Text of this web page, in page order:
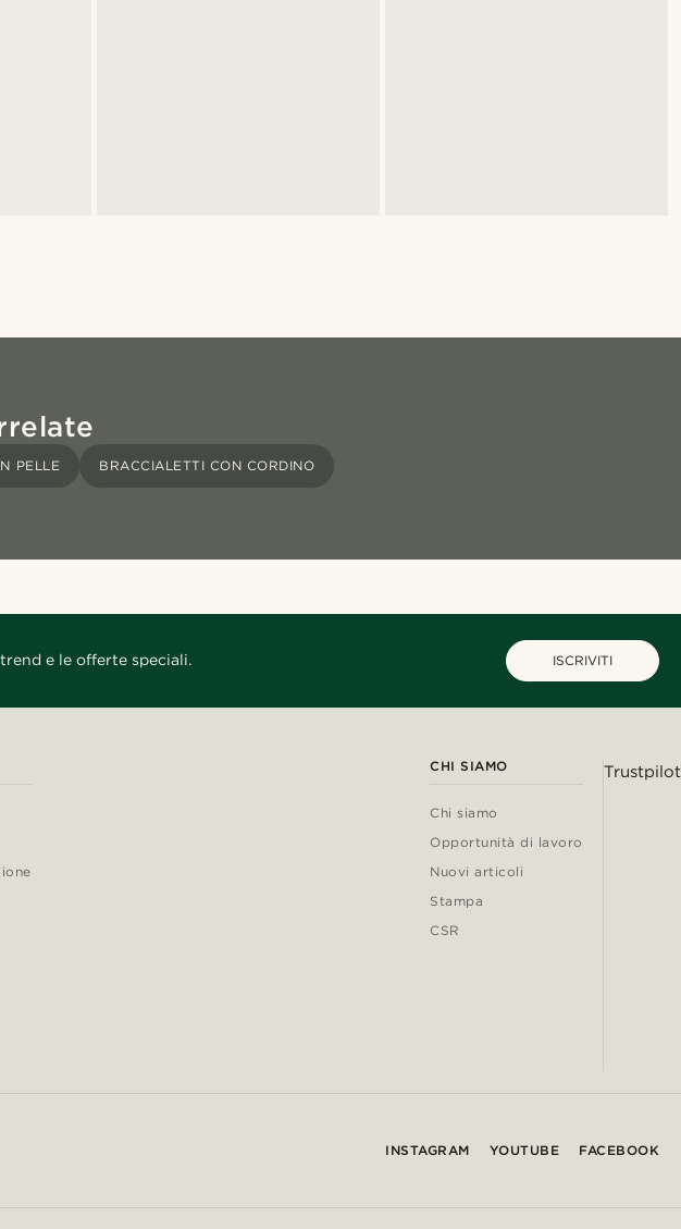
PELLE BRACCIALETTI CON CORDINO
e le offerte speciali. ISCRIVITI
CHI SIAMO
Chi siamo
Opportunità di lavoro
Nuovi articoli
Stampa
CSR
Trustpilot
INSTAGRAM YOUTUBE FACEBOOK